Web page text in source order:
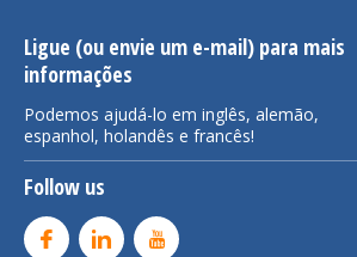
Ligue (ou envie um e-mail) para mais
informações
Podemos ajudá-lo em inglês, alemão,
espanhol, holandês e francês!
Follow us